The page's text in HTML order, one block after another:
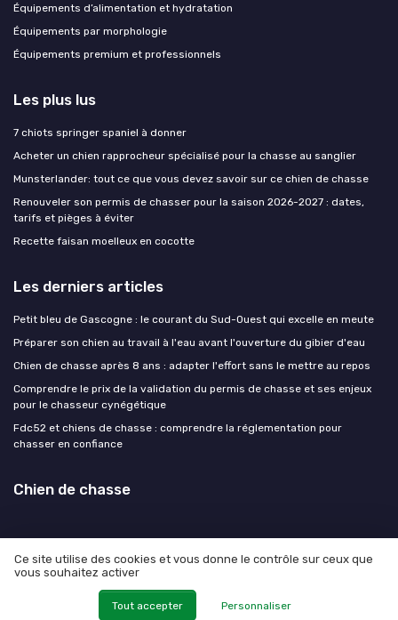
Équipements d’alimentation et hydratation
Équipements par morphologie
Équipements premium et professionnels
Les plus lus
7 chiots springer spaniel à donner
Acheter un chien rapprocheur spécialisé pour la chasse au sanglier
Munsterlander: tout ce que vous devez savoir sur ce chien de chasse
Renouveler son permis de chasser pour la saison 2026-2027 : dates,
tarifs et pièges à éviter
Recette faisan moelleux en cocotte
Les derniers articles
Petit bleu de Gascogne : le courant du Sud-Ouest qui excelle en meute
Préparer son chien au travail à l'eau avant l'ouverture du gibier d'eau
Chien de chasse après 8 ans : adapter l'effort sans le mettre au repos
Comprendre le prix de la validation du permis de chasse et ses enjeux
pour le chasseur cynégétique
Fdc52 et chiens de chasse : comprendre la réglementation pour
chasser en confiance
Chien de chasse
Mentions légales
© Chien de chasse 2026
Ce site utilise des cookies et vous donne le contrôle sur ceux que
vous souhaitez activer
Tout accepter Personnaliser